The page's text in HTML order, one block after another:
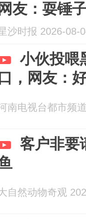
网友：耍锤
沙时报 2026-08-
小伙投喂
，网友：
南电视台都市频
客户非要
自然动物奇观